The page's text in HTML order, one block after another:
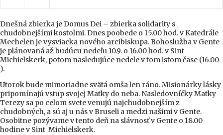
Dnešná zbierka je Domus Dei – zbierka solidarity s
chudobnejšími kostolmi. Dnes poobede o 15.00 hod. v Katedrále
Mechelen je vysviacka nového arcibiskupa. Bohoslužba v Gente
je plánovaná až budúcu nedeľu 10.9. o 16.00 hod. v Sint
Michielskerk, potom nasledujúce nedele v tom istom čase (16.00
).
Utorok bude mimoriadne svätá omša len ráno. Misionárky lásky
pripomínajú vstup svojej Matky do neba. Nasledovníčky Matky
Terezy sa po celom svete venujú najchudobnejším z
chudobných, a sú aj u nás v Bruseli a medzi našimi v Gente.
Osobitne pozývame v tento deň na slávnosť v Gente o 18.00
hodine v Sint Michielskerk.